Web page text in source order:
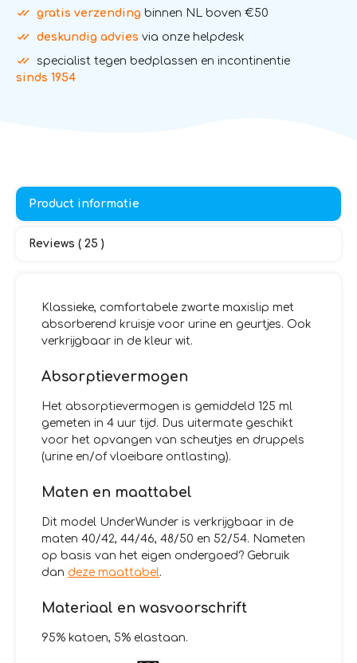
gratis verzending binnen NL boven €50
deskundig advies via onze helpdesk
specialist tegen bedplassen en incontinentie
sinds 1954
Product informatie
Reviews ( 25 )
Klassieke, comfortabele zwarte maxislip met
absorberend kruisje voor urine en geurtjes. Ook
verkrijgbaar in de kleur wit.
Absorptievermogen
Het absorptievermogen is gemiddeld 125 ml
gemeten in 4 uur tijd. Dus uitermate geschikt
voor het opvangen van scheutjes en druppels
(urine en/of vloeibare ontlasting).
Maten en maattabel
Dit model UnderWunder is verkrijgbaar in de
maten 40/42, 44/46, 48/50 en 52/54. Nameten
op basis van het eigen ondergoed? Gebruik
dan deze maattabel.
Materiaal en wasvoorschrift
95% katoen, 5% elastaan.